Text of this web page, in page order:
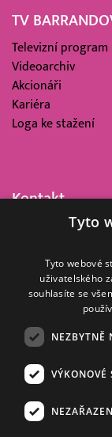
TV
Televizní program
Videoarchiv
Akcionáři
Kariéra
Loga ke stažení
Kontakt
Barrandov
Kříženeckého
152 00 Praha 5
IČ 416 93 311
© 2008–2026
Zásady ochrany
Tyto
Tyto webové
uživatelského
souhlasíte se
NEZBYTNĚ
VÝKONOVÉ